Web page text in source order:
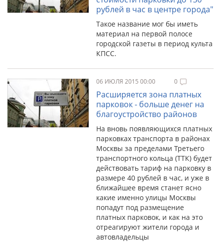
рублей в час в центре города"
Такое название мог бы иметь
материал на первой полосе
городской газеты в период культа
КПСС.
06 ИЮЛЯ 2015 00:00 0
Расширяется зона платных
парковок - больше денег на
благоустройство районов
На вновь появляющихся платных
парковках транспорта в районах
Москвы за пределами Третьего
транспортного кольца (ТТК) будет
действовать тариф на парковку в
размере 40 рублей в час, и уже в
ближайшее время станет ясно
какие именно улицы Москвы
попадут под размещение
платных парковок, и как на это
отреагируют жители города и
автовладельцы